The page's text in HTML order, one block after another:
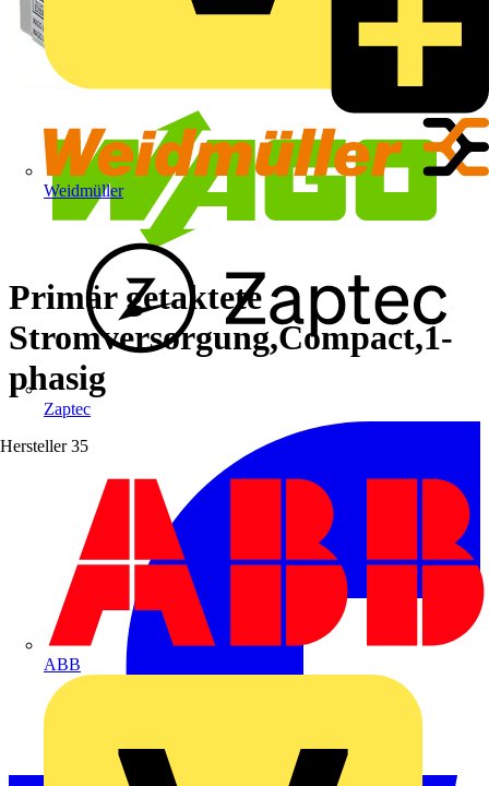
Weidmüller
Zaptec
Hersteller 35
ABB
Primär getaktete
Stromversorgung,Compact,1-
phasig